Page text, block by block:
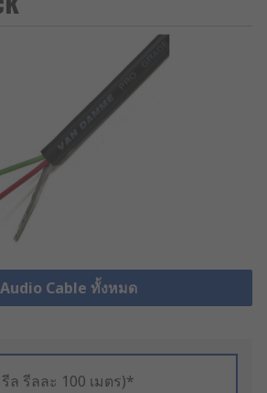
Cable ทั้งหมด
ล รีลละ 100 เมตร)*